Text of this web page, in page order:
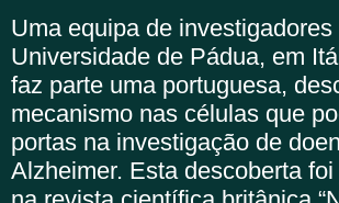
Uma equipa de investigadores
Universidade de Pádua, em
faz parte uma portuguesa,
mecanismo nas células que
portas na investigação de
Alzheimer. Esta descoberta